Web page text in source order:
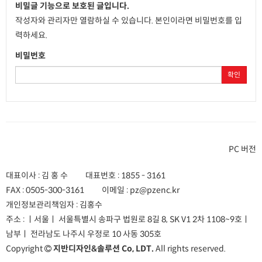
비밀글 기능으로 보호된 글입니다.
작성자와 관리자만 열람하실 수 있습니다. 본인이라면 비밀번호를 입
력하세요.
비밀번호
확인
PC 버전
대표이사 : 김 홍 수 대표번호 : 1855 - 3161
FAX :0505-300-3161 이메일 : pz@pzenc.kr
개인정보관리책임자 : 김홍수
주소 : ㅣ서울ㅣ 서울특별시 송파구 법원로 8길 8, SK V1 2차 1108~9호 ㅣ
남부ㅣ 전라남도 나주시 우정로 10 사동 305호
Copyright
지반디자인&솔루션 Co, LDT. All rights reserved.